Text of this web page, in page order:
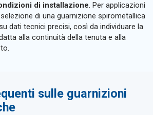
di installazione. Per applicazioni
di una guarnizione spirometallica
dati tecnici precisi, così da individuare la
alla continuità della tenuta e alla
sulle guarnizioni